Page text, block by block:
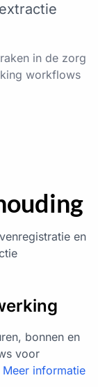
in de zorg
workflows
en
bonnen en
voor
Meer informatie